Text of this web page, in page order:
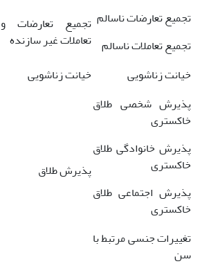
تجمیع تعارضات ناسالم
تجمیع تعاملات ناسالم
تجمیع تعارضات و
تعاملات غیر سازنده
خیانت زناشویی
خیانت زناشویی
پذیرش شخصی طلاق
خاکستری
پذیرش خانوادگی طلاق
خاکستری
پذیرش اجتماعی طلاق
خاکستری
پذیرش طلاق
تغییرات جنسی مرتبط با
سن